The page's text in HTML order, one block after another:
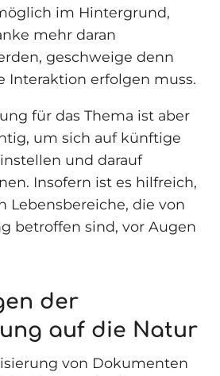
im Hintergrund,
mehr daran
geschweige denn
Interaktion erfolgen muss.
für das Thema ist aber
um sich auf künftige
und darauf
Insofern ist es hilfreich,
Lebensbereiche, die von
betroffen sind, vor Augen
der
auf die Natur
von Dokumenten